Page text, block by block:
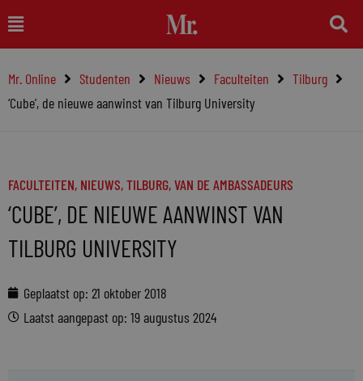
naar
inhoud
Main
Menu
Mr. Online Studenten Nieuws Faculteiten
Tilburg
‘Cube’, de nieuwe aanwinst van Tilburg University
FACULTEITEN, NIEUWS,TILBURG,VAN DE AMBASSADEURS
‘CUBE’, DE NIEUWE AANWINST VAN
TILBURG UNIVERSITY
Geplaatst op: 21 oktober 2018
Laatst aangepast op: 19 augustus 2024